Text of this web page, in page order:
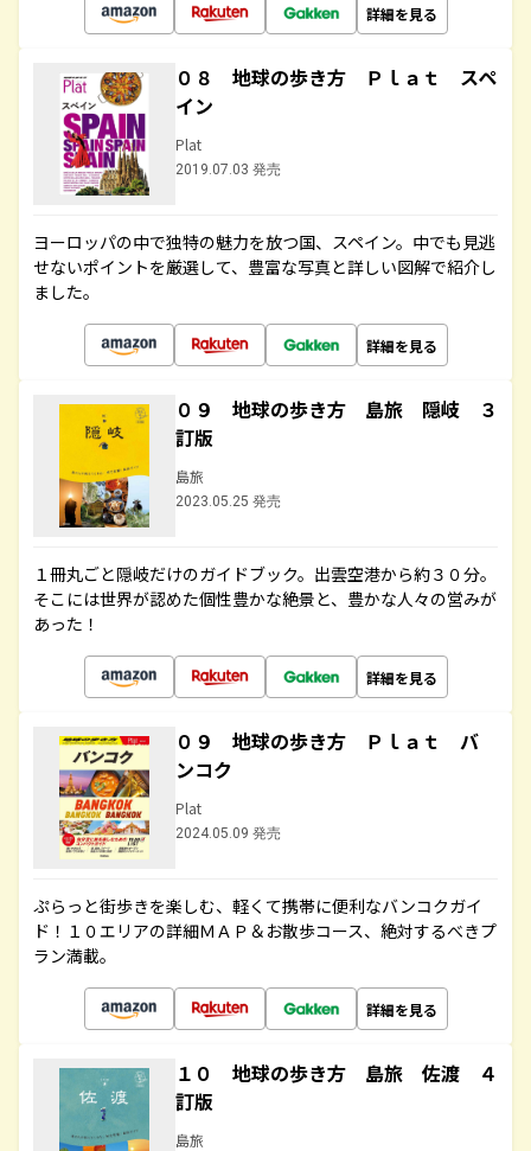
詳細を見る
０８ 地球の歩き方 Ｐｌａｔ スペ
イン
Plat
2019.07.03 発売
ヨーロッパの中で独特の魅力を放つ国、スペイン。中でも見逃
せないポイントを厳選して、豊富な写真と詳しい図解で紹介し
ました。
詳細を見る
０９ 地球の歩き方 島旅 隠岐 ３
訂版
島旅
2023.05.25 発売
１冊丸ごと隠岐だけのガイドブック。出雲空港から約３０分。
そこには世界が認めた個性豊かな絶景と、豊かな人々の営みが
あった！
詳細を見る
０９ 地球の歩き方 Ｐｌａｔ バ
ンコク
Plat
2024.05.09 発売
ぷらっと街歩きを楽しむ、軽くて携帯に便利なバンコクガイ
ド！１０エリアの詳細ＭＡＰ＆お散歩コース、絶対するべきプ
ラン満載。
詳細を見る
１０ 地球の歩き方 島旅 佐渡 ４
訂版
島旅